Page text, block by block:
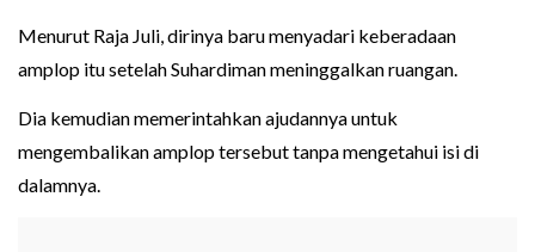
Menurut Raja Juli, dirinya baru menyadari keberadaan
amplop itu setelah Suhardiman meninggalkan ruangan.
Dia kemudian memerintahkan ajudannya untuk
mengembalikan amplop tersebut tanpa mengetahui isi di
dalamnya.